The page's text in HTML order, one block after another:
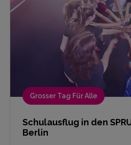
Grosser Tag Für Alle
Schulausflug in den
Berlin